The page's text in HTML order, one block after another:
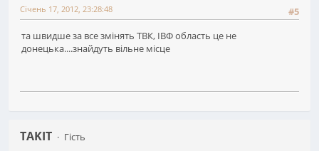
#5
Січень 17, 2012, 23:28:48
та швидше за все змінять ТВК, ІВФ область це не
донецька....знайдуть вільне місце
TAKIT
Гість